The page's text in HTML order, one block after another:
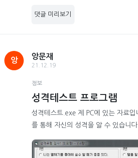
댓글 미리보기
앙
앙문재
21.12.19
정보
성격테스트 프로그램
성격테스트.exe 제 PC에 있는 자료입
를 통해 자신의 성격을 알 수 있습니다